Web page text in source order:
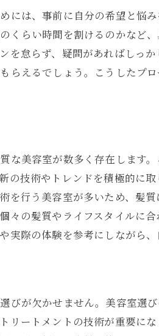
ロがすすめるロングヘアのケア
容室で受けるべきケアメニュー
の健康を守るための美容室の活
分に合ったヘアスタイルを見つ
ウンセリングで聞いておきたい
容室での相談を活かすためのス
プロと共に叶えるロングヘア革命
市で美容室が提供するあなたに
容室で受け取るカスタムアドバ
なたの髪質に合ったアドバイス
には、事前に自分の希望と悩
くらい時間を割けるのかなど
を怠らず、疑問があればしっ
らえるでしょう。こうしたプ
な美容室が数多く存在します
の技術やトレンドを積極的に
を行う美容室が多いため、髪
々の髪質やライフスタイルに
際の体験を参考にしながら
びが欠かせません。美容室選
リートメントの技術が重要に